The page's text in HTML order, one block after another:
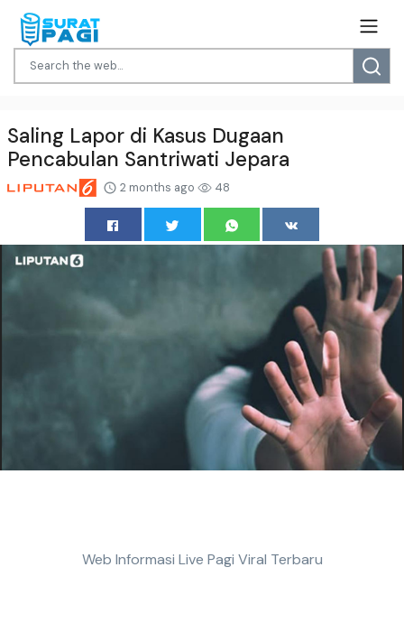
Saling Lapor di Kasus Dugaan
Pencabulan Santriwati Jepara
2 months ago 48
Web Informasi Live Pagi Viral Terbaru